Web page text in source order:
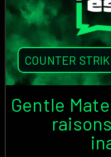
COUNTER
Gentle